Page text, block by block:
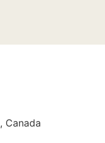
, Canada